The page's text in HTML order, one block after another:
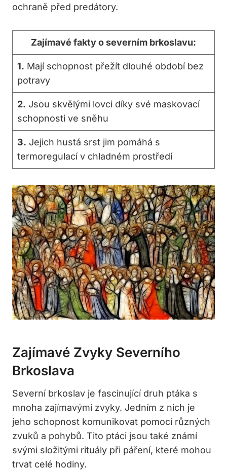
ochraně před predátory.
Zajímavé fakty o severním brkoslavu:
1. Mají schopnost přežít dlouhé období bez
potravy
2. Jsou skvělými lovci díky své maskovací
schopnosti ve sněhu
3. Jejich hustá srst jim pomáhá s
termoregulací v chladném prostředí
Zajímavé Zvyky Severního
Brkoslava
Severní brkoslav je fascinující druh ptáka s
mnoha zajímavými zvyky. Jedním z nich je
jeho schopnost komunikovat pomocí různých
zvuků a pohybů. Tito ptáci jsou také známí
svými složitými rituály při páření, které mohou
trvat celé hodiny.